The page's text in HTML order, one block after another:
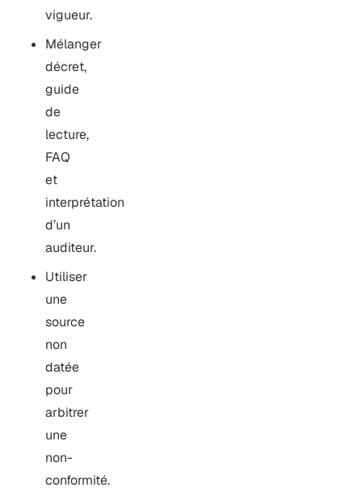
vigueur.
Mélanger
décret,
guide
de
lecture,
FAQ
et
interprétation
d’un
auditeur.
Utiliser
une
source
non
datée
pour
arbitrer
une
non-
conformité.